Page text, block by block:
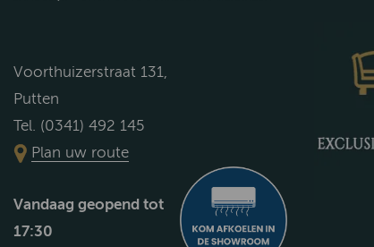
Voorthuizerstraat 131,
Putten
Tel. (0341) 492 145
Plan uw route
Vandaag geopend tot
17:30